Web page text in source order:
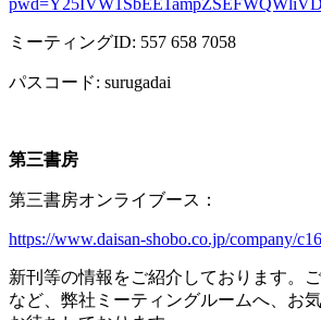
ミーティングID: 557 658 7058
パスコード: surugadai
第三書房
第三書房オンライブース：
https://www.daisan-shobo.co.jp/company/
新刊等の情報をご紹介しております。
など、弊社ミーティングルームへ、お